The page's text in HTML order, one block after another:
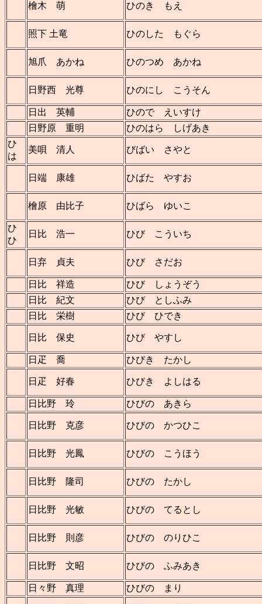
檜木 萌 ひのき もえ
照下 土竜 ひのした もぐら
旭爪 あかね ひのつめ あかね
日野西 光尊 ひのにし こうそん
日出 英輔
ひので えいすけ
日野原 重明
ひのはら しげあき
ひ
は
美唄 清人 びばい さやと
日端 康雄 ひばた やすお
檜原 由比子 ひばら ゆいこ
ひ
ひ
日比 浩一 ひび こういち
日弃 貞夫 ひび さだお
日比 祥造
ひび しょうぞう
日比 紀文
ひび としふみ
日比 栄樹
ひび ひでき
日比 保史 ひび やすし
日疋 喬 ひびき たかし
日疋 好春 ひびき よしはる
日比野 玲 ひびの あきら
日比野 克彦 ひびの かつひこ
日比野 光鳳 ひびの こうほう
日比野 隆司 ひびの たかし
日比野 光敏 ひびの てるとし
日比野 則彦 ひびの のりひこ
日比野 文昭 ひびの ふみあき
日々野 真理 ひびの まり